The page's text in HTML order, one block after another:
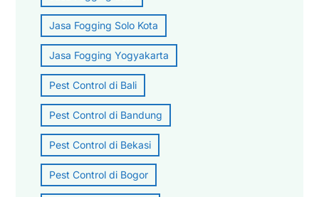
Jasa Fogging Solo Kota
Jasa Fogging Yogyakarta
Pest Control di Bali
Pest Control di Bandung
Pest Control di Bekasi
Pest Control di Bogor